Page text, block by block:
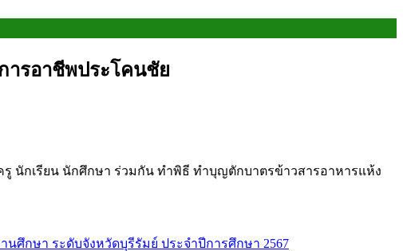
ารอาชีพประโคนชัย
นักเรียน นักศึกษา ร่วมกัน ทำพิธี ทำบุญตักบาตรข้าวสารอาหารแห้ง
ศึกษา ระดับจังหวัดบุรีรัมย์ ประจำปีการศึกษา 2567